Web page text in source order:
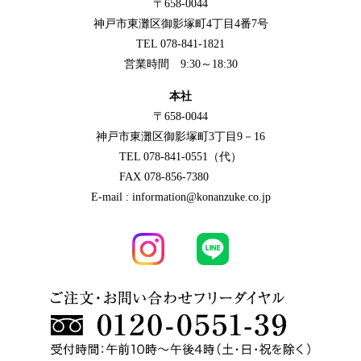
〒658-0044
神戸市東灘区御影塚町4丁目4番7号
TEL 078-841-1821
営業時間 9:30～18:30
本社
〒658-0044
神戸市東灘区御影塚町3丁目9－16
TEL 078-841-0551（代）
FAX 078-856-7380
E-mail : information@konanzuke.co.jp